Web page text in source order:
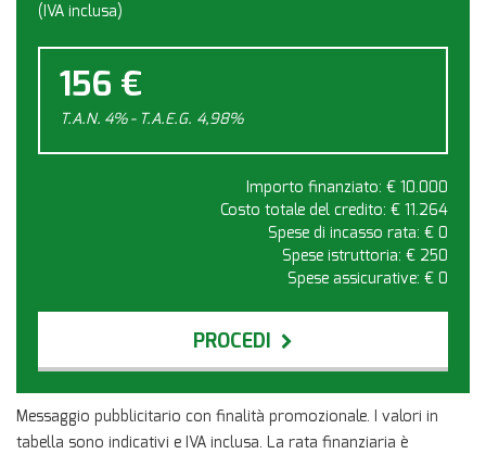
(IVA inclusa)
156 €
T.A.N. 4% - T.A.E.G. 4,98%
Importo finanziato: € 10.000
Costo totale del credito: € 11.264
Spese di incasso rata: € 0
Spese istruttoria: € 250
Spese assicurative: € 0
PROCEDI
Contattaci
Messaggio pubblicitario con finalità promozionale. I valori in
tabella sono indicativi e IVA inclusa. La rata finanziaria è